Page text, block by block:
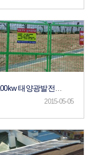
2015-05-05